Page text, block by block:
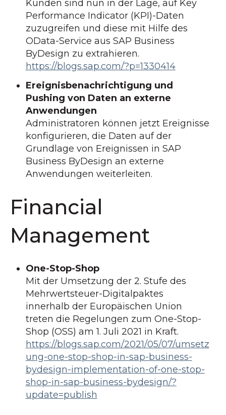
Kunden sind nun in der Lage, auf Key
Performance Indicator (KPI)-Daten
zuzugreifen und diese mit Hilfe des
OData-Service aus SAP Business
ByDesign zu extrahieren.
https://blogs.sap.com/?p=1330414
Ereignisbenachrichtigung und
Pushing von Daten an externe
Anwendungen
Administratoren können jetzt Ereignisse
konfigurieren, die Daten auf der
Grundlage von Ereignissen in SAP
Business ByDesign an externe
Anwendungen weiterleiten.
Financial
Management
One-Stop-Shop
Mit der Umsetzung der 2. Stufe des
Mehrwertsteuer-Digitalpaktes
innerhalb der Europäischen Union
treten die Regelungen zum One-Stop-
Shop (OSS) am 1. Juli 2021 in Kraft.
https://blogs.sap.com/2021/05/07/umsetz
ung-one-stop-shop-in-sap-business-
bydesign-implementation-of-one-stop-
shop-in-sap-business-bydesign/?
update=publish